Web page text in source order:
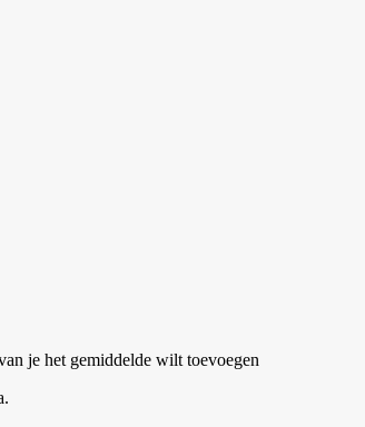
je het gemiddelde wilt toevoegen